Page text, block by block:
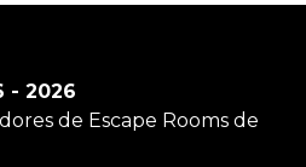
- 2026
de Escape Rooms de